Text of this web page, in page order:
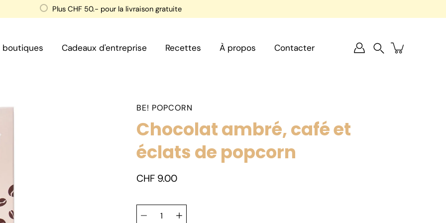
Plus CHF 50.- pour la livraison gratuite
boutiques Cadeaux d'entreprise Recettes À propos Contacter
BE! POPCORN
Chocolat ambré, café et
éclats de popcorn
CHF 9.00
Sélectionnez
une
Sélecteur